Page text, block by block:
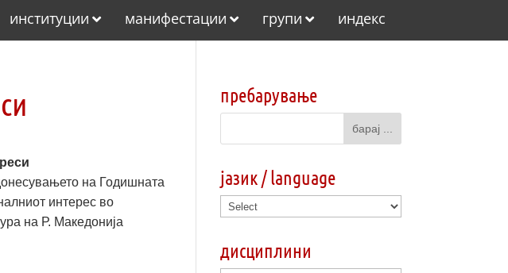
институции манифестации групи индекс
на Годишната
интерес во
на Р. Македонија
пребарување
јазик / language
дисциплини